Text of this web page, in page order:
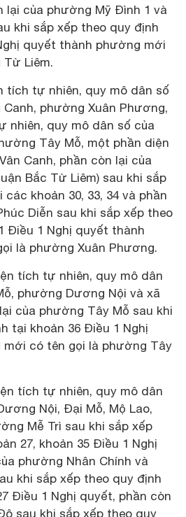
lại của phường Mỹ Đình 1 và
khi sắp xếp theo quy định
quyết thành phường mới
Liêm.
tích tự nhiên, quy mô dân số
phường Xuân Phương,
nhiên, quy mô dân số của
Tây Mỗ, một phần diện
Canh, phần còn lại của
Bắc Từ Liêm) sau khi sắp
khoản 30, 33, 34 và phần
Diễn sau khi sắp xếp theo
Điều 1 Nghị quyết thành
là phường Xuân Phương.
tích tự nhiên, quy mô dân
phường Dương Nội và xã
của phường Tây Mỗ sau khi
tại khoản 36 Điều 1 Nghị
có tên gọi là phường Tây
tích tự nhiên, quy mô dân
Nội, Đại Mỗ, Mộ Lao,
Mễ Trì sau khi sắp xếp
27, khoản 35 Điều 1 Nghị
phường Nhân Chính và
khi sắp xếp theo quy định
Điều 1 Nghị quyết, phần còn
sau khi sắp xếp theo quy